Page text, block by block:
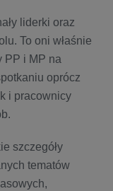
liderki oraz
To oni właśnie
PP i MP na
oprócz
i pracownicy
szczegóły
tematów